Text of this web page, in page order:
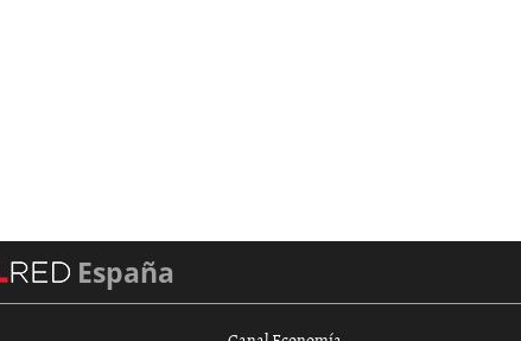
España